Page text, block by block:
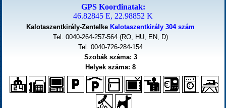
GPS Koordinatak:
46.82845 E, 22.98852 K
Kalotaszentkirály-Zentelke Kalotaszentkirály 304 szám
Tel. 0040-264-257-564 (RO, HU, EN, D)
Tel. 0040-726-284-154
Szobák száma: 3
Helyek száma: 8